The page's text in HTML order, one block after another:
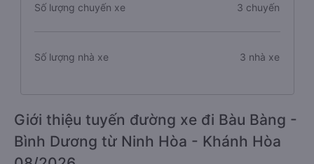
Số lượng chuyến xe 3 chuyến
Số lượng nhà xe 3 nhà xe
Giới thiệu tuyến đường xe đi Bàu Bàng -
Bình Dương từ Ninh Hòa - Khánh Hòa